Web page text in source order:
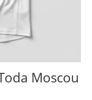
Moscou